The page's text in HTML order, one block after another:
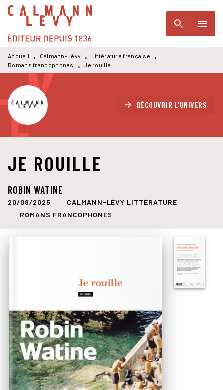
MENU RECHERCHE
PIED DE PAGE
search menu
Accueil • Calmann-Lévy • Littérature française
•
Romans francophones
• Je rouille
arrow_forward DÉCOUVRIR L'UNIVERS
JE ROUILLE
ROBIN WATINE
20/08/2025
CALMANN-LÉVY LITTÉRATURE
ROMANS FRANCOPHONES